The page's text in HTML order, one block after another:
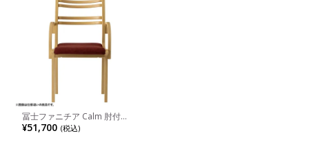
冨士ファニチア Calm 肘付ダ
イニングチェア 座面布張り
軽量 食卓椅子 スタイリッシ
¥51,700 (税込)